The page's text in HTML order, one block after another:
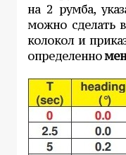
на 2 румба,
можно сделать
колокол и
определенно